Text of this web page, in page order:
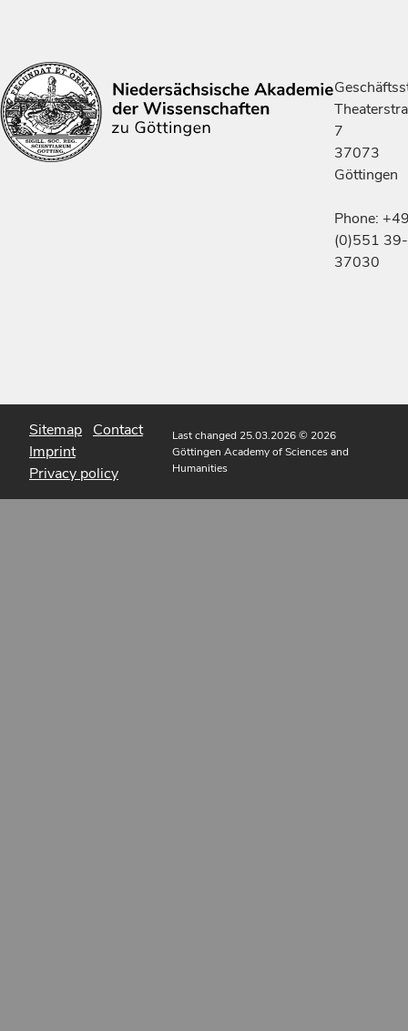
7
37073
Göttingen
Phone:
(0)551 39-
37030
Sitemap Contact
Imprint
Privacy policy
Last changed 25.03.2026© 2026
Göttingen Academy of Sciences and
Humanities